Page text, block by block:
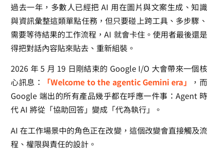
過去一年，多數人已經把 AI 用在圖片與文案生成、知識
與資訊彙整這類單點任務，但只要碰上跨工具、多步驟、
需要等待結果的工作流程，AI 就會卡住。使用者最後還是
得把對話內容貼來貼去、重新組裝。
2026 年 5 月 19 日剛結束的 Google I/O 大會帶來一個核
心訊息：
「Welcome to the agentic Gemini era」
，而
Google 端出的所有產品幾乎都在呼應一件事：Agent 時
代 AI 將從「協助回答」變成「代為執行」。
AI 在工作場景中的角色正在改變，這個改變會直接觸及流
程、權限與責任的設計。